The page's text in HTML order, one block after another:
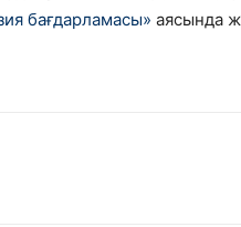
бағдарламасы» аясында